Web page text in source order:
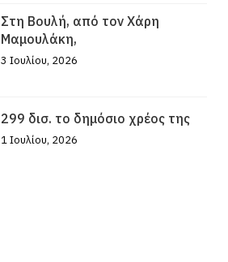
Στη Βουλή, από τον Χάρη
Μαμουλάκη,
3 Ιουλίου, 2026
299 δισ. το δημόσιο χρέος της
1 Ιουλίου, 2026